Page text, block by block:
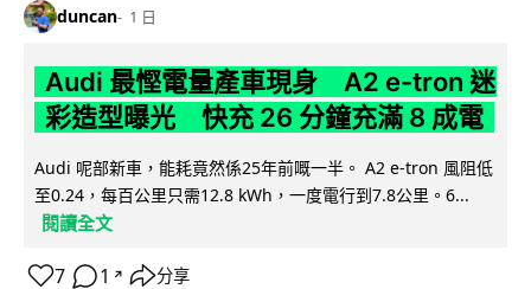
duncan 1 日
Audi 最慳電量產車現身 A2 e-tron 迷
彩造型曝光 快充 26 分鐘充滿 8 成電
Audi 呢部新車，能耗竟然係25年前嘅一半。 A2 e-tron 風阻低
至0.24，每百公里只需12.8 kWh，一度電行到7.8公里。6...
閱讀全文
7 1 ↗ 分享